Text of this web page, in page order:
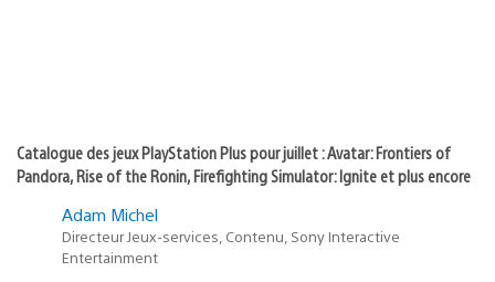
Catalogue des jeux PlayStation Plus pour juillet : Avatar: Frontiers of
Pandora, Rise of the Ronin, Firefighting Simulator: Ignite et plus encore
Adam Michel
Directeur Jeux-services, Contenu, Sony Interactive
Entertainment